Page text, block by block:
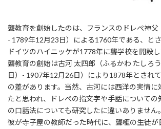
聾教育を創始したのは、フランスのドレぺ神
- 1789年12月23日）による1760年である、と
ドイツのハイニッケが1778年に聾学校を開設
聾教育の創始は古河 太四郎（ふるかわ たしろ
日）- 1907年12月26日）により1878年とされ
の差があります。当然、古河には西洋の実情に
たと思われ、ドレぺの指文字や手話についての
の口話法についても研究したに違いありません
彼が寺子屋の教師だった時代に、聾唖の生徒が